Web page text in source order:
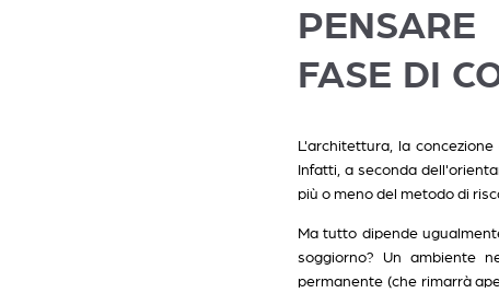
FASE DI
L'architettura, la
Infatti, a seconda
più o meno del metodo di
Ma tutto dipende
soggiorno? Un ambiente
permanente (che rimarrà